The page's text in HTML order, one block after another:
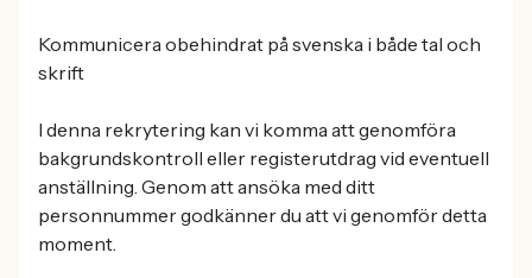
Kommunicera obehindrat på svenska i både tal och
skrift
I denna rekrytering kan vi komma att genomföra
bakgrundskontroll eller registerutdrag vid eventuell
anställning. Genom att ansöka med ditt
personnummer godkänner du att vi genomför detta
moment.